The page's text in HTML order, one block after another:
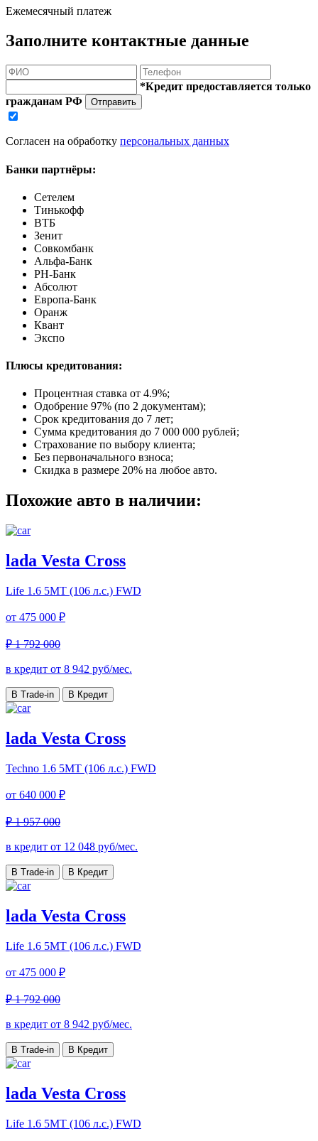
Ежемесячный платеж
Заполните контактные данные
*Кредит предоставляется только
гражданам РФ
Отправить
Согласен на обработку персональных данных
Банки партнёры:
Сетелем
Тинькофф
ВТБ
Зенит
Совкомбанк
Альфа-Банк
РН-Банк
Абсолют
Европа-Банк
Оранж
Квант
Экспо
Плюсы кредитования:
Процентная ставка от 4.9%;
Одобрение 97% (по 2 документам);
Срок кредитования до 7 лет;
Сумма кредитования до 7 000 000 рублей;
Страхование по выбору клиента;
Без первоначального взноса;
Скидка в размере 20% на любое авто.
Похожие авто в наличии:
lada Vesta Cross
Life 1.6 5MT (106 л.с.) FWD
от 475 000 ₽
₽ 1 792 000
в кредит от 8 942 руб/мес.
В Trade-in В Кредит
lada Vesta Cross
Techno 1.6 5MT (106 л.с.) FWD
от 640 000 ₽
₽ 1 957 000
в кредит от 12 048 руб/мес.
В Trade-in В Кредит
lada Vesta Cross
Life 1.6 5MT (106 л.с.) FWD
от 475 000 ₽
₽ 1 792 000
в кредит от 8 942 руб/мес.
В Trade-in В Кредит
lada Vesta Cross
Life 1.6 5MT (106 л.с.) FWD